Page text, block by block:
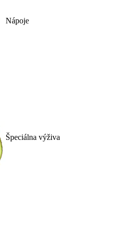
Nápoje
Špeciálna výživa